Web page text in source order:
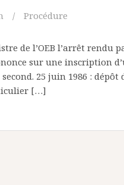
Procédure
de l’OEB l’arrêt rendu
sur une inscription
25 juin 1986 :
[…]